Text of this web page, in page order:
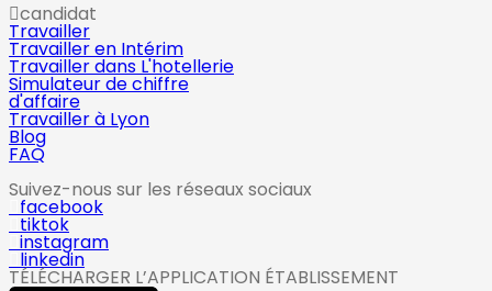
candidat
Travailler
Travailler en Intérim
Travailler dans L'hotellerie
Simulateur de chiffre
d'affaire
Travailler à Lyon
Blog
FAQ
Suivez-nous sur les réseaux sociaux
facebook
tiktok
instagram
linkedin
TÉLÉCHARGER L’APPLICATION ÉTABLISSEMENT